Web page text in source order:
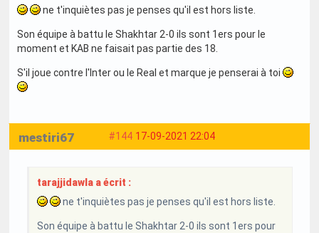
ne t'inquiètes pas je penses qu'il est hors liste.
Son équipe à battu le Shakhtar 2-0 ils sont 1ers pour le
moment et KAB ne faisait pas partie des 18.
S'il joue contre l'Inter ou le Real et marque je penserai à toi
#144 17-09-2021 22:04
mestiri67
tarajjidawla a écrit :
ne t'inquiètes pas je penses qu'il est hors liste.
Son équipe à battu le Shakhtar 2-0 ils sont 1ers pour